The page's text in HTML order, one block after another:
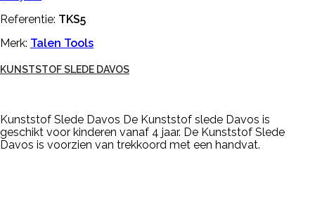
Referentie: TKS5
Merk: Talen Tools
KUNSTSTOF SLEDE DAVOS
Kunststof Slede Davos De Kunststof slede Davos is
geschikt voor kinderen vanaf 4 jaar. De Kunststof Slede
Davos is voorzien van trekkoord met een handvat.